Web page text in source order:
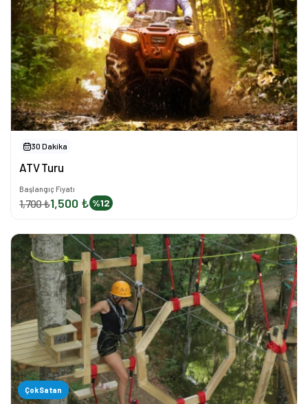
30 Dakika
ATV Turu
Başlangıç Fiyatı
1,700 ₺1,500 ₺ %12
Çok Satan